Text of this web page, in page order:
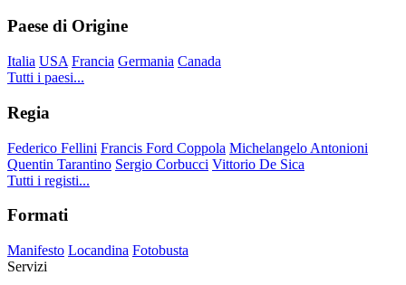
Paese di Origine
Italia USA Francia Germania Canada
Tutti i paesi...
Regia
Federico Fellini Francis Ford Coppola Michelangelo Antonioni
Quentin Tarantino Sergio Corbucci Vittorio De Sica
Tutti i registi...
Formati
Manifesto Locandina Fotobusta
Servizi